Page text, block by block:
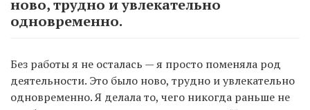
ново, трудно и увлекательно
одновременно.
Без работы я не осталась — я просто поменяла род
деятельности. Это было ново, трудно и увлекательно
одновременно. Я делала то, чего никогда раньше не